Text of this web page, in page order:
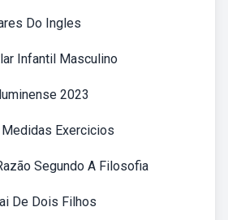
Do Ingles
Infantil Masculino
2023
Exercicios
Segundo A Filosofia
De Dois Filhos